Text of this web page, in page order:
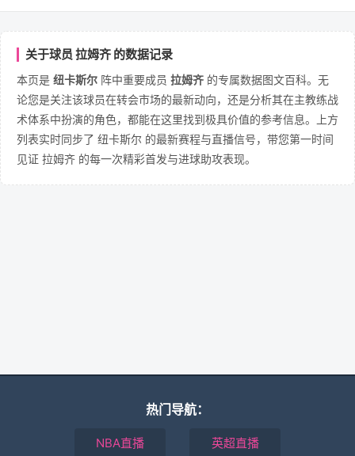
关于球员 拉姆齐 的数据记录
本页是 纽卡斯尔 阵中重要成员 拉姆齐 的专属数据图文百科。无
论您是关注该球员在转会市场的最新动向，还是分析其在主教练战
术体系中扮演的角色，都能在这里找到极具价值的参考信息。上方
列表实时同步了 纽卡斯尔 的最新赛程与直播信号，带您第一时间
见证 拉姆齐 的每一次精彩首发与进球助攻表现。
热门导航：
NBA直播 英超直播